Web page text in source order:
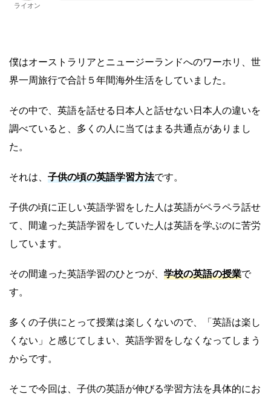
ライオン
僕はオーストラリアとニュージーランドへのワーホリ、世
界一周旅行で合計５年間海外生活をしていました。
その中で、英語を話せる日本人と話せない日本人の違いを
調べていると、多くの人に当てはまる共通点がありまし
た。
それは、 子供の頃の英語学習方法です。
子供の頃に正しい英語学習をした人は英語がペラペラ話せ
て、間違った英語学習をしていた人は英語を学ぶのに苦労
しています。
その間違った英語学習のひとつが、 学校の英語の授業で
す。
多くの子供にとって授業は楽しくないので、「英語は楽し
くない」と感じてしまい、英語学習をしなくなってしまう
からです。
そこで今回は、子供の英語が伸びる学習方法を具体的にお